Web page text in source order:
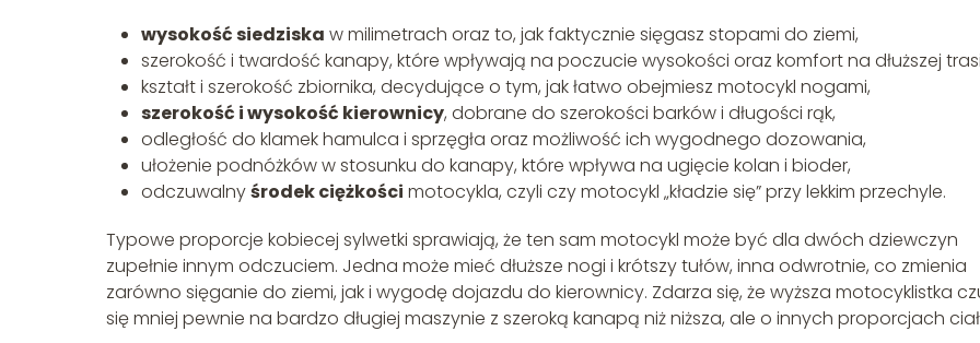
wysokość siedziska w milimetrach oraz to, jak faktycznie sięgasz stopami do ziemi,
szerokość i twardość kanapy, które wpływają na poczucie wysokości oraz komfort na dłuższej
kształt i szerokość zbiornika, decydujące o tym, jak łatwo obejmiesz motocykl nogami,
szerokość i wysokość kierownicy, dobrane do szerokości barków i długości rąk,
odległość do klamek hamulca i sprzęgła oraz możliwość ich wygodnego dozowania,
ułożenie podnóżków w stosunku do kanapy, które wpływa na ugięcie kolan i bioder,
odczuwalnyśrodek ciężkości motocykla, czyli czy motocykl „kładzie się” przy lekkim przechyle.
Typowe proporcje kobiecej sylwetki sprawiają, że ten sam motocykl może być dla dwóch dziewczyn
zupełnie innym odczuciem. Jedna może mieć dłuższe nogi i krótszy tułów, inna odwrotnie, co zmienia
zarówno sięganie do ziemi, jak i wygodę dojazdu do kierownicy. Zdarza się, że wyższa motocyklistka
się mniej pewnie na bardzo długiej maszynie z szeroką kanapą niż niższa, ale o innych proporcjach